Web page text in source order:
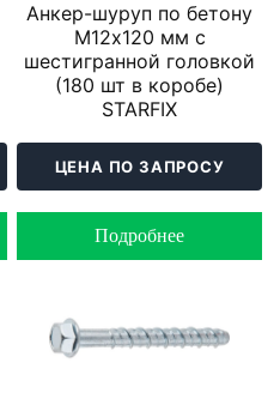
Анкер-шуруп по бетону
М12х120 мм с
шестигранной головкой
(180 шт в коробе)
STARFIX
ЦЕНА ПО ЗАПРОСУ
Подробнее